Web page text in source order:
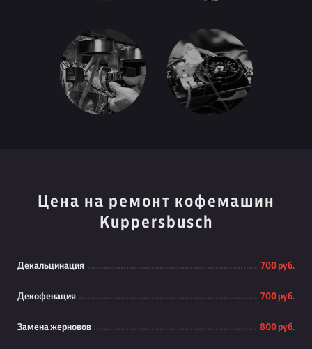
Цена на ремонт кофемашин
Kuppersbusch
Декальцинация 700 руб.
Декофенация 700 руб.
Замена жерновов 800 руб.